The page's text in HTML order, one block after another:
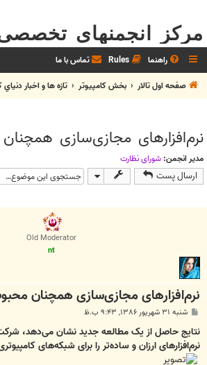
مرکز انجمنهای
راهنما Rules تماس با ما
صفحه اول تالار
بخش كامپيوتر تازه ها و اخبار دنياي
نرم‌افزارهای مجازی‌سازی
مدیر انجمن: شوراي نظارت
ارسال پست
Old Moderator
nt
نرم‌افزارهای مجازی‌سازی همچنان
ت
شنبه ۳۱ شهریور ۱۳۸۶, ۹:۴۳ ب.ظ
نتایج حاصل از یک مطالعه جدید نشان می‌دهد،
نرم‌افزارهای ارزان و ساده‌تر را برای شبکه‌های